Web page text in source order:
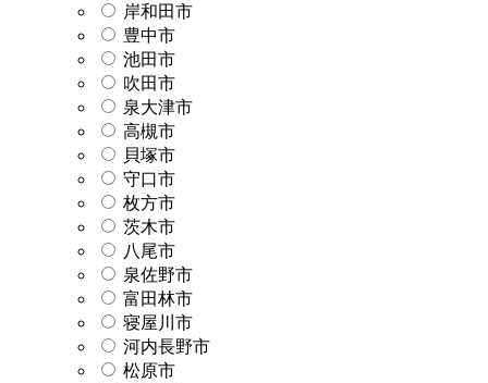
岸和田市
豊中市
池田市
吹田市
泉大津市
高槻市
貝塚市
守口市
枚方市
茨木市
八尾市
泉佐野市
富田林市
寝屋川市
河内長野市
松原市